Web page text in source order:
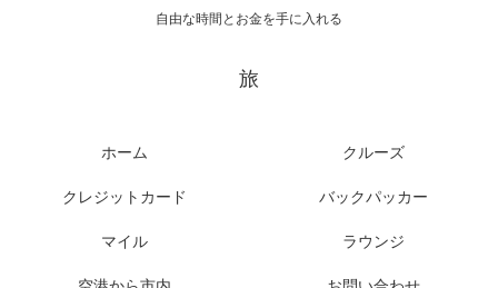
自由な時間とお金を手に入れる
旅
ホーム クルーズ
クレジットカード バックパッカー
マイル ラウンジ